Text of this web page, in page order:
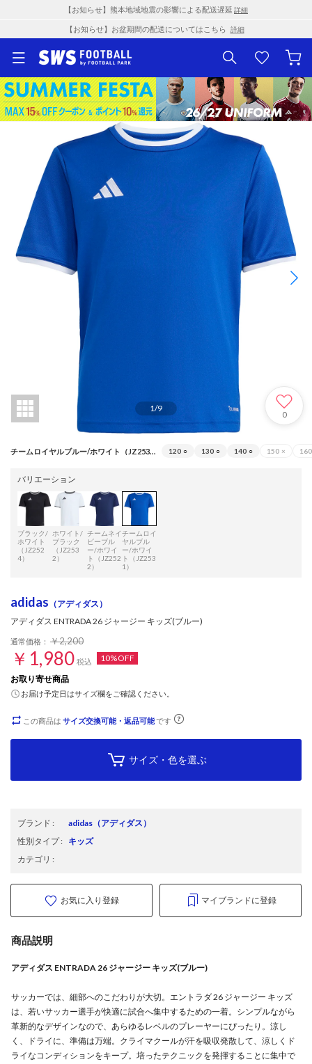
【お知らせ】熊本地域地震の影響による配送遅延 詳細
【お知らせ】お盆期間の配送についてはこちら 詳細
1/9
0
チームロイヤルブルー/ホワイト（JZ2531） 120 ○ 130 ○ 140 ○ 150 × 160
バリエーション
ブラック/
ホワイト
（JZ252
4）
ホワイト/
ブラック
（JZ253
2）
チームネイ
ビーブル
ー/ホワイ
ト（JZ252
2）
チームロイ
ヤルブル
ー/ホワイ
ト（JZ253
1）
adidas （アディダス）
アディダス ENTRADA 26 ジャージー キッズ(ブルー)
通常価格： ￥2,200
￥1,980 税込
10%OFF
お取り寄せ商品
お届け予定日はサイズ欄をご確認ください。
この商品は サイズ交換可能・返品可能です
サイズ・色を選ぶ
ブランド : adidas （アディダス）
性別タイプ: キッズ
カテゴリ :
お気に入り登録 マイブランドに登録
商品説明
アディダス ENTRADA 26 ジャージー キッズ(ブルー)
サッカーでは、細部へのこだわりが大切。エントラダ 26 ジャージー キッズ
は、若いサッカー選手が快適に試合へ集中するための一着。シンプルながら
革新的なデザインなので、あらゆるレベルのプレーヤーにぴったり。涼し
く、ドライに、準備は万端。クライマクールが汗を吸収発散して、涼しくド
ライなコンディションをキープ。培ったテクニックを発揮することに集中で